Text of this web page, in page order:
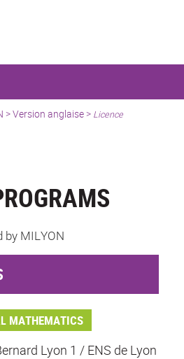
>Version anglaise> Licence
by MILYON
MATHEMATICS
Lyon 1 / ENS de Lyon